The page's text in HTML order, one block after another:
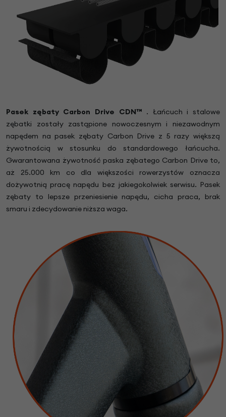
Pasek zębaty Carbon Drive CDN™ . Łańcuch i stalowe
zębatki zostały zastąpione nowoczesnym i niezawodnym
napędem na pasek zębaty Carbon Drive z 5 razy większą
żywotnością w stosunku do standardowego łańcucha.
Gwarantowana żywotność paska zębatego Carbon Drive to,
aż 25.000 km co dla większości rowerzystów oznacza
dożywotnią pracę napędu bez jakiegokolwiek serwisu. Pasek
zębaty to lepsze przeniesienie napędu, cicha praca, brak
smaru i zdecydowanie niższa waga.